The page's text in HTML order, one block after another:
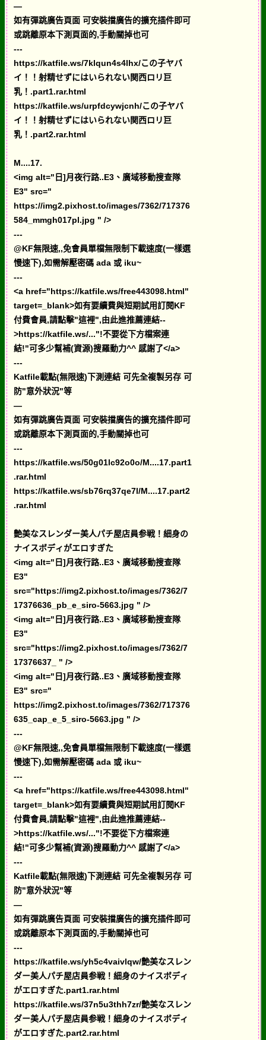
—
如有彈跳廣告頁面 可安裝擋廣告的擴充插件即可
或跳離原本下測頁面的,手動關掉也可
---
https://katfile.ws/7klqun4s4lhx/この子ヤバ
イ！！射精せずにはいられない関西ロリ巨
乳！.part1.rar.html
https://katfile.ws/urpfdcywjcnh/この子ヤバ
イ！！射精せずにはいられない関西ロリ巨
乳！.part2.rar.html
M....17.
<img alt="日]月夜行路..E3、廣域移動搜查隊
E3" src="
https://img2.pixhost.to/images/7362/717376
584_mmgh017pl.jpg " />
---
@KF無限速,,免會員單檔無限制下載速度(一樣選
慢速下),如需解壓密碼 ada 或 iku~
---
<a href="https://katfile.ws/free443098.html"
target=_blank>如有要續費與短期試用訂閱KF
付費會員,請點擊"這裡",由此進推薦連結--
>https://katfile.ws/..."!不要從下方檔案連
結!"可多少幫補(資源)搜羅動力^^ 感謝了</a>
---
Katfile載點(無限速)下測連結 可先全複製另存 可
防"意外狀況"等
—
如有彈跳廣告頁面 可安裝擋廣告的擴充插件即可
或跳離原本下測頁面的,手動關掉也可
---
https://katfile.ws/50g01lc92o0o/M....17.part1
.rar.html
https://katfile.ws/sb76rq37qe7l/M....17.part2
.rar.html
艶美なスレンダー美人パチ屋店員参戦！細身の
ナイスボディがエロすぎた
<img alt="日]月夜行路..E3、廣域移動搜查隊
E3"
src="https://img2.pixhost.to/images/7362/7
17376636_pb_e_siro-5663.jpg " />
<img alt="日]月夜行路..E3、廣域移動搜查隊
E3"
src="https://img2.pixhost.to/images/7362/7
17376637_ " />
<img alt="日]月夜行路..E3、廣域移動搜查隊
E3" src="
https://img2.pixhost.to/images/7362/717376
635_cap_e_5_siro-5663.jpg " />
---
@KF無限速,,免會員單檔無限制下載速度(一樣選
慢速下),如需解壓密碼 ada 或 iku~
---
<a href="https://katfile.ws/free443098.html"
target=_blank>如有要續費與短期試用訂閱KF
付費會員,請點擊"這裡",由此進推薦連結--
>https://katfile.ws/..."!不要從下方檔案連
結!"可多少幫補(資源)搜羅動力^^ 感謝了</a>
---
Katfile載點(無限速)下測連結 可先全複製另存 可
防"意外狀況"等
—
如有彈跳廣告頁面 可安裝擋廣告的擴充插件即可
或跳離原本下測頁面的,手動關掉也可
---
https://katfile.ws/yh5c4vaivlqw/艶美なスレン
ダー美人パチ屋店員参戦！細身のナイスボディ
がエロすぎた.part1.rar.html
https://katfile.ws/37n5u3thh7zr/艶美なスレン
ダー美人パチ屋店員参戦！細身のナイスボディ
がエロすぎた.part2.rar.html